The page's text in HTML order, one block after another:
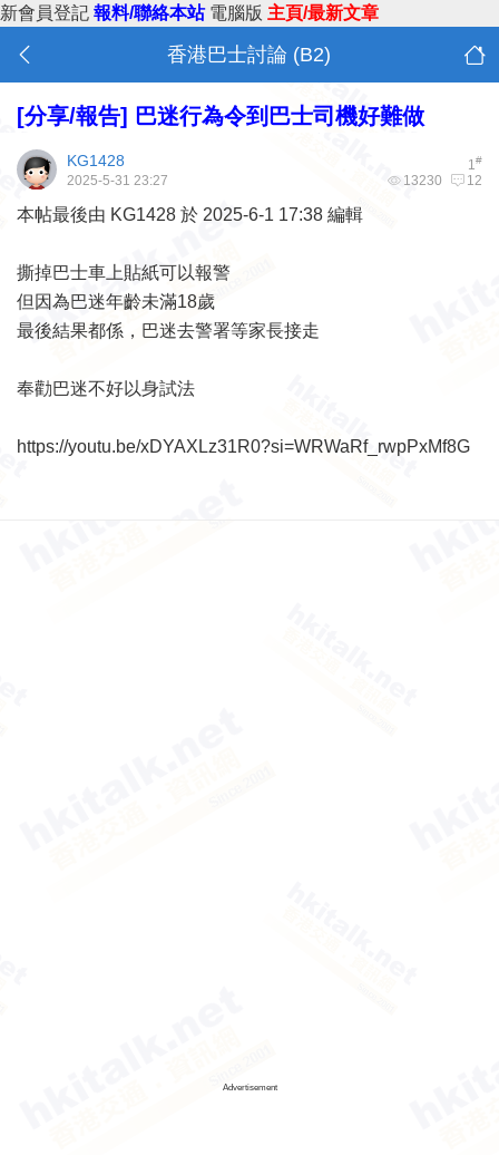
新會員登記 報料/聯絡本站 電腦版 主頁/最新文章
香港巴士討論 (B2)
[分享/報告] 巴迷行為令到巴士司機好難做
1#
KG1428
13230 12
2025-5-31 23:27
本帖最後由 KG1428 於 2025-6-1 17:38 編輯
撕掉巴士車上貼紙可以報警
但因為巴迷年齡未滿18歲
最後結果都係，巴迷去警署等家長接走
奉勸巴迷不好以身試法
https://youtu.be/xDYAXLz31R0?si=WRWaRf_rwpPxMf8G
Advertisement